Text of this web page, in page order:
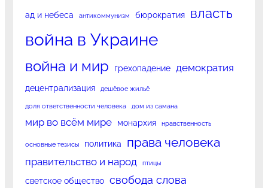
ад и небеса антикоммунизм бюрократия власть
война в Украине
война и мир грехопадение демократия
децентрализация дешёвое жильё
доля ответственности человека дом из самана
мир во всём мире монархия нравственность
основные тезисы политика права человека
правительство и народ птицы
светское общество свобода слова